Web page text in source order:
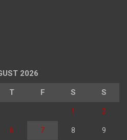
2026
T F S S
1 2
6 7 8 9